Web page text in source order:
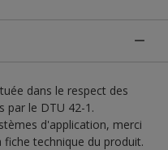
dans le respect des
par le DTU 42-1.
d'application, merci
technique du produit.